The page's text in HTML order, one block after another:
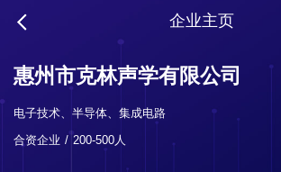
企业主页
惠州市克林声学有限公司
电子技术、半导体、集成电路
合资企业
200-500人